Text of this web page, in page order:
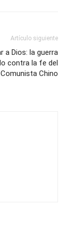
Artículo siguiente
a Dios: la guerra
contra la fe del
Chino